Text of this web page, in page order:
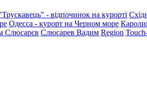
- відпочинок на курорті
Одесса - курорт на Черном море
Слюсарєв Слюсарев Вадим Region